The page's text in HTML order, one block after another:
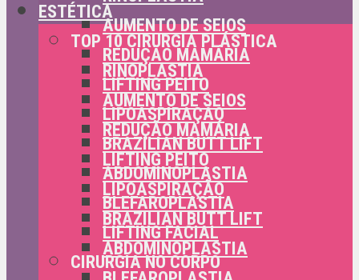
AUMENTO DE SEIOS
REDUÇÃO MAMÁRIA
LIFTING PEITO
LIPOASPIRAÇÃO
BRAZILIAN BUTT LIFT
ABDOMINOPLASTIA
BLEFAROPLASTIA
LIFTING FACIAL
CIRURGIA NO CORPO
ESTÉTICA
TOP 10 CIRURGIA PLÁSTICA
RINOPLASTIA
AUMENTO DE SEIOS
REDUÇÃO MAMÁRIA
LIFTING PEITO
LIPOASPIRAÇÃO
BRAZILIAN BUTT LIFT
ABDOMINOPLASTIA